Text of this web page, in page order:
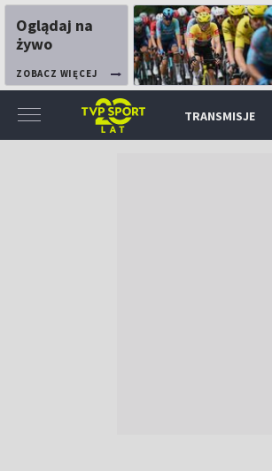
Oglądaj na
żywo
ZOBACZ WIĘCEJ
TRANSMISJE